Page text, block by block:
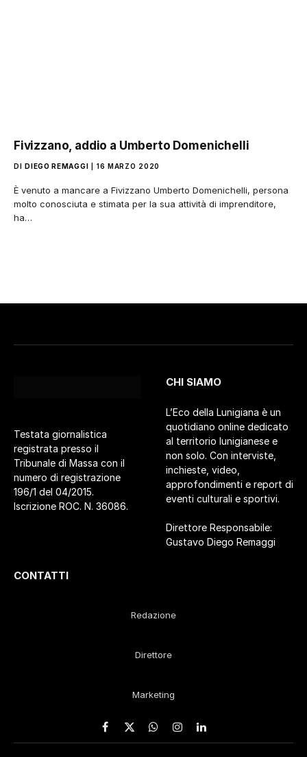
Fivizzano, addio a Umberto Domenichelli
DI DIEGO REMAGGI 16 MARZO 2020
È venuto a mancare a Fivizzano Umberto Domenichelli, persona
molto conosciuta e stimata per la sua attività di imprenditore,
ha…
Testata giornalistica
registrata presso il
Tribunale di Massa con il
numero di registrazione
196/1 del 04/2015.
Iscrizione ROC. N. 36086.
CHI SIAMO
L’Eco della Lunigiana è un
quotidiano online dedicato
al territorio lunigianese e
non solo. Con interviste,
inchieste, video,
approfondimenti e report di
eventi culturali e sportivi.
Direttore Responsabile:
Gustavo Diego Remaggi
CONTATTI
Redazione
Direttore
Marketing
Facebook
X
WhatsApp
Instagram
LinkedIn